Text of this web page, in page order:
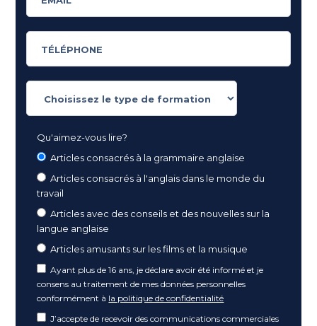
Qu'aimez-vous lire?
Articles consacrés à la grammaire anglaise
Articles consacrés à l'anglais dans le monde du
travail
Articles avec des conseils et des nouvelles sur la
langue anglaise
Articles amusants sur les films et la musique
Ayant plus de 16 ans, je déclare avoir été informé et je
consens au traitement de mes données personnelles
conformément à la politique de confidentialité
J’accepte de recevoir des communications commerciales